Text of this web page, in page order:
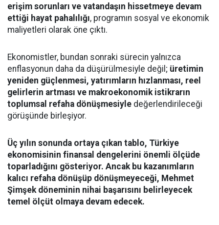
erişim sorunları ve vatandaşın hissetmeye devam
ettiği hayat pahalılığı, programın sosyal ve ekonomik
maliyetleri olarak öne çıktı.
Ekonomistler, bundan sonraki sürecin yalnızca
enflasyonun daha da düşürülmesiyle değil; üretimin
yeniden güçlenmesi, yatırımların hızlanması, reel
gelirlerin artması ve makroekonomik istikrarın
toplumsal refaha dönüşmesiyle değerlendirileceği
görüşünde birleşiyor.
Üç yılın sonunda ortaya çıkan tablo, Türkiye
ekonomisinin finansal dengelerini önemli ölçüde
toparladığını gösteriyor. Ancak bu kazanımların
kalıcı refaha dönüşüp dönüşmeyeceği, Mehmet
Şimşek döneminin nihai başarısını belirleyecek
temel ölçüt olmaya devam edecek.